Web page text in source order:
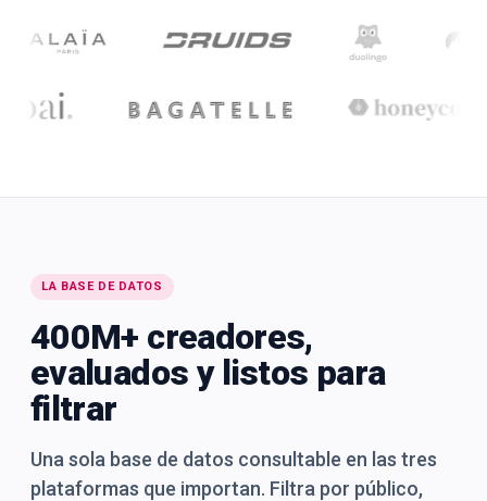
LA BASE DE DATOS
400M+ creadores,
evaluados y listos para
filtrar
Una sola base de datos consultable en las tres
plataformas que importan. Filtra por público,